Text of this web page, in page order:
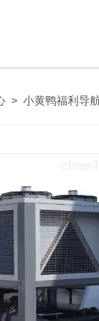
> 小黄鸭福利导